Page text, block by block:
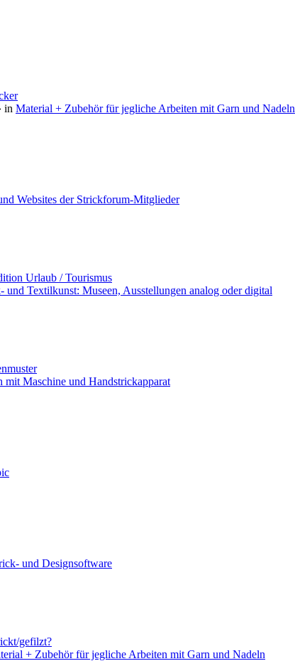
in Material + Zubehör für jegliche Arbeiten mit Garn und Nadeln
Websites der Strickforum-Mitglieder
Urlaub / Tourismus
und Textilkunst: Museen, Ausstellungen analog oder digital
mit Maschine und Handstrickapparat
und Designsoftware
gefilzt?
+ Zubehör für jegliche Arbeiten mit Garn und Nadeln